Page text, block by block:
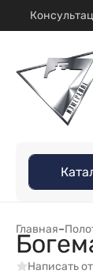
Главная–
Написать